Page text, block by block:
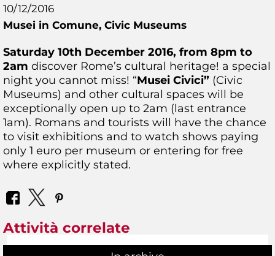
10/12/2016
Musei in Comune, Civic Museums
Saturday 10th December 2016, from 8pm to
2am discover Rome’s cultural heritage! a special
night you cannot miss! “Musei Civici” (Civic
Museums) and other cultural spaces will be
exceptionally open up to 2am (last entrance
1am). Romans and tourists will have the chance
to visit exhibitions and to watch shows paying
only 1 euro per museum or entering for free
where explicitly stated.
Attività correlate